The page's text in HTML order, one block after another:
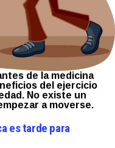
de la medicina
del ejercicio
No existe un
a moverse.
es tarde para